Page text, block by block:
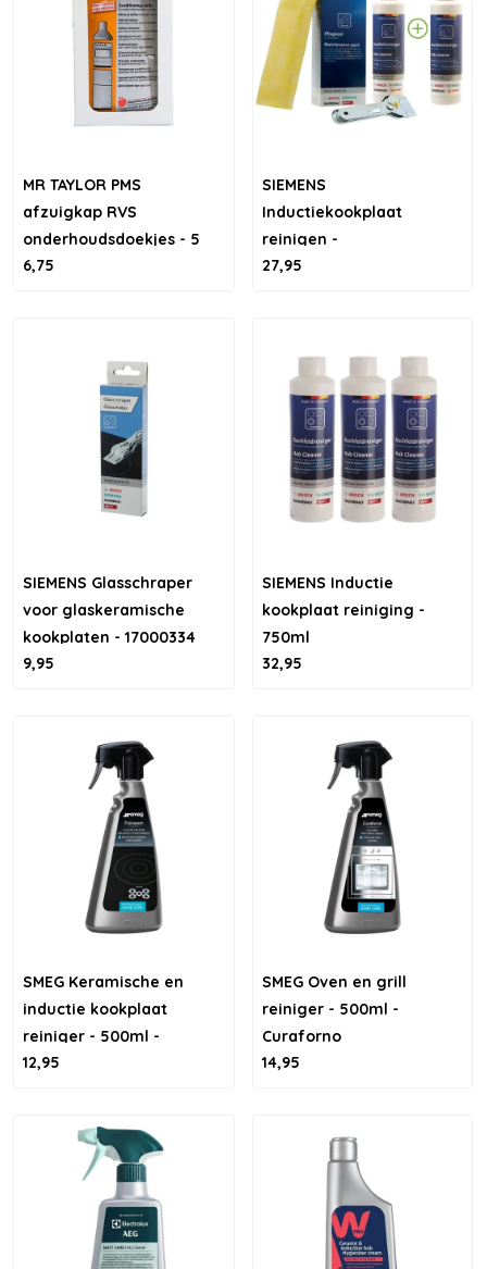
MR TAYLOR PMS
afzuigkap RVS
onderhoudsdoekjes - 5
stuks
6,75
SIEMENS
Inductiekookplaat
reinigen -
kookplaatreiniger set
27,95
SIEMENS Glasschraper
voor glaskeramische
kookplaten - 17000334
9,95
SIEMENS Inductie
kookplaat reiniging -
750ml
32,95
SMEG Keramische en
inductie kookplaat
reiniger - 500ml -
Puliceram
12,95
SMEG Oven en grill
reiniger - 500ml -
Curaforno
14,95